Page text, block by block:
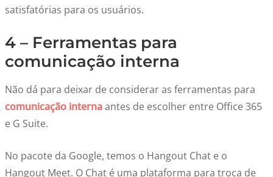
satisfatórias para os usuários.
4 – Ferramentas para
comunicação interna
Não dá para deixar de considerar as ferramentas para
comunicação internaantes de escolher entre Office 365
e G Suite.
No pacote da Google, temos o Hangout Chat e o
Hangout Meet. O Chat é uma plataforma para troca de